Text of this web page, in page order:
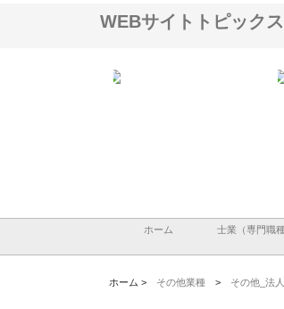
WEBサイトトピックス
ホーム 士業（専門職種
ホーム > その他業種 > その他_法